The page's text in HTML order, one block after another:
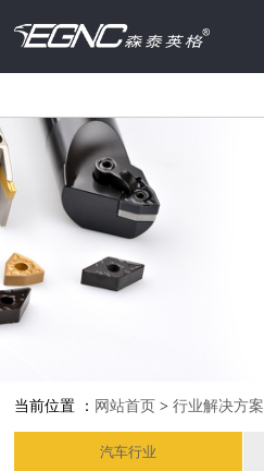
当前位置 ： 网站首页 >行业解决方案
汽车行业